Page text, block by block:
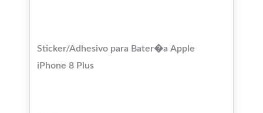
Sticker/Adhesivo para Bater�a Apple
iPhone 8 Plus